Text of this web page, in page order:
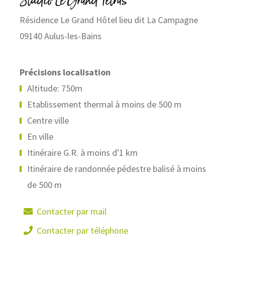
Résidence Le Grand Hôtel lieu dit La Campagne
09140Aulus-les-Bains
Précisions localisation
Altitude: 750m
Etablissement thermal à moins de 500 m
Centre ville
En ville
Itinéraire G.R. à moins d'1 km
Itinéraire de randonnée pédestre balisé à moins
de 500 m
Contacter par mail
Contacter par téléphone